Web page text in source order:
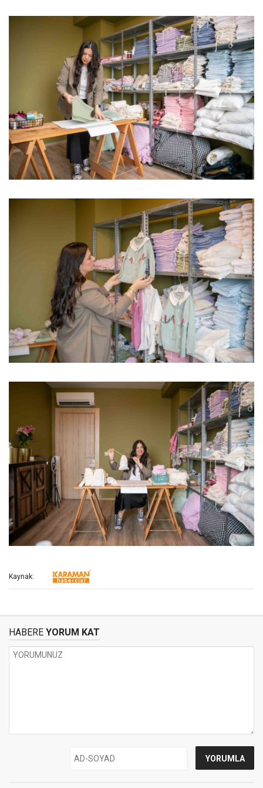
Kaynak:
HABERE YORUM KAT